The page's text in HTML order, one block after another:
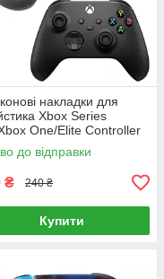
накладки для
Xbox Series
One/Elite Controller
до відправки
₴ 240 ₴
Купити